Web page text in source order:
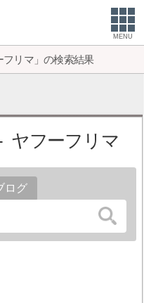
MENU
フリマ」の検索結果
ヤフーフリマ
ログ